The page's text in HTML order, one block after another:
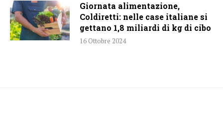
Giornata alimentazione,
Coldiretti: nelle case italiane si
gettano 1,8 miliardi di kg di cibo
16 Ottobre 2024